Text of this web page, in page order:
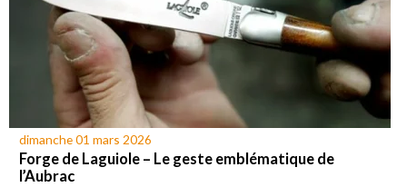
dimanche 01 mars 2026
Forge de Laguiole – Le geste emblématique de
l’Aubrac